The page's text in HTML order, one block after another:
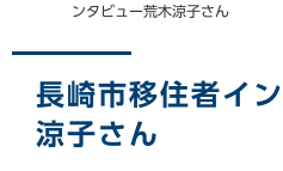
ンタビュー荒木涼子さん
長崎市移住者イ
涼子さん